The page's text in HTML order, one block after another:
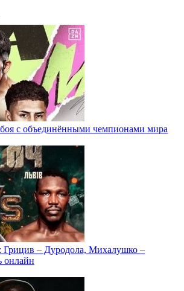
с объединёнными чемпионами мира
Грицив – Дуродола, Михалушко –
онлайн